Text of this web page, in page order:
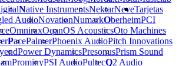
Native InstrumentsNektarNeve
AudioNovationNumarkOberheim
OmniraxOqanOS AcousticsOto Machines
PacePalmerPhoenix AudioPitch Innovations
Power DynamicsPresonusPrism Sound
ProminyPSI AudioPultecQ2 Audio
Tarjetas
PCI